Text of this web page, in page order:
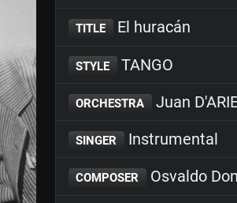
TITLE El huracán
STYLE TANGO
ORCHESTRA Juan
SINGER Instrumental
COMPOSER Osvaldo